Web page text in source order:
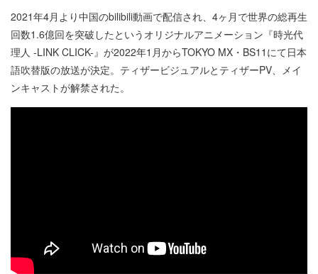
2021年4月より中国のbilibili動画で配信され、4ヶ月で世界の総再生
回数1.6億回を突破したというオリジナルアニメーション『時光代
理人 -LINK CLICK-』が2022年1月からTOKYO MX・BS11にて日本
語吹替版の放送が決定。ティザービジュアルとティザーPV、メイ
ンキャストが解禁された。